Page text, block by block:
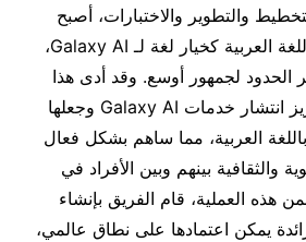
والتطوير والاختبارات، أصبح
الفريق مستعدًا لدمج اللغة العربية كخيار لغة لـ Galaxy AI،
الحدود لجمهور أوسع. وقد أدى هذا
الجهد المتفاني إلى تعزيز انتشار خدمات Galaxy AI وجعلها
العربية، مما ساهم بشكل فعال
والثقافية بينهم وبين الأفراد في
هذه العملية، قام الفريق بإنشاء
يمكن اعتمادها على نطاق عالمي،